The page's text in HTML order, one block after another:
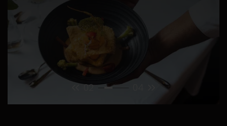
02